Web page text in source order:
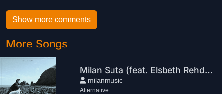
Show more comments
More Songs
Milan Suta (feat. Elsbeth Rehder) - Mannequins
milanmusic
Alternative